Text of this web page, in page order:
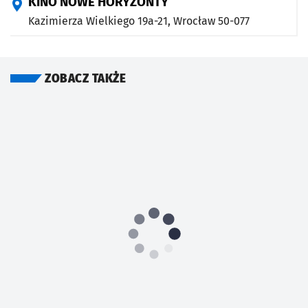
Dokument
zbiorowym muzealników, kuratorów, konserwatorów,
„Vermeer. Blisko mistrza
Otwiera się w nowej karcieOtwiera się w nowej karcie
Kazimierza Wielkiego 19a-21, Wrocław 50-077
ZOBACZ TAKŻE